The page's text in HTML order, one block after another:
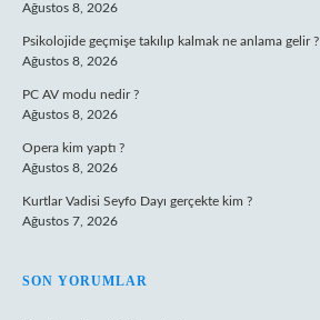
Ağustos 8, 2026
Psikolojide geçmişe takılıp kalmak ne anlama gelir ?
Ağustos 8, 2026
PC AV modu nedir ?
Ağustos 8, 2026
Opera kim yaptı ?
Ağustos 8, 2026
Kurtlar Vadisi Seyfo Dayı gerçekte kim ?
Ağustos 7, 2026
SON YORUMLAR